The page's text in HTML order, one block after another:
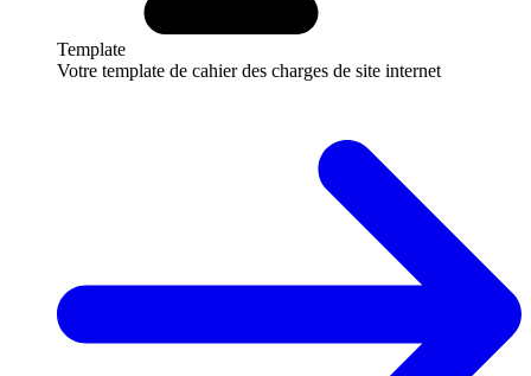
Template
Votre template de cahier des charges de site internet